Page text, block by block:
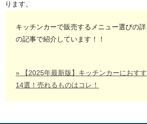
ります。
キッチンカーで販売するメニュー選びの
の記事で紹介しています！！
» 【2025年最新版】キッチンカーにおす
14選！売れるものはコレ！